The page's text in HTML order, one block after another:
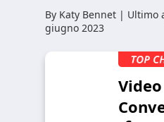
By Katy Bennet | Ultimo
giugno 2023
Video